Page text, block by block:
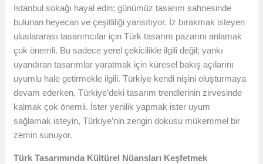
İstanbul sokağı hayal edin; günümüz tasarım sahnesinde
bulunan heyecan ve çeşitliliği yansıtıyor. İz bırakmak isteyen
uluslararası tasarımcılar için Türk tasarım pazarını anlamak
çok önemli. Bu sadece yerel çekicilikle ilgili değil; yankı
uyandıran tasarımlar yaratmak için küresel bakış açılarını
uyumlu hale getirmekle ilgili. Türkiye kendi nişini oluşturmaya
devam ederken, Türkiye’deki tasarım trendlerinin zirvesinde
kalmak çok önemli. İster yenilik yapmak ister uyum
sağlamak isteyin, Türkiye’nin zengin dokusu mükemmel bir
zemin sunuyor.
Türk Tasarımında Kültürel Nüansları Keşfetmek